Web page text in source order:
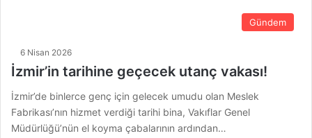
Gündem
6 Nisan 2026
İzmir’in tarihine geçecek utanç vakası!
İzmir’de binlerce genç için gelecek umudu olan Meslek
Fabrikası’nın hizmet verdiği tarihi bina, Vakıflar Genel
Müdürlüğü’nün el koyma çabalarının ardından…